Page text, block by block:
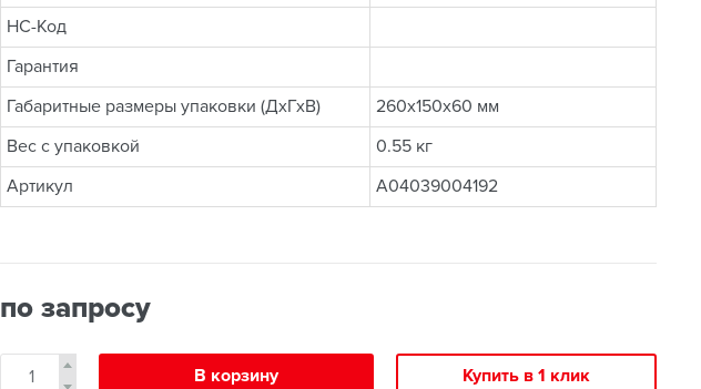
НС-Код
Гарантия
Габаритные размеры упаковки (ДхГхВ)
260x150x60 мм
Вес с упаковкой
0.55 кг
Артикул
A04039004192
по запросу
В корзину Купить в 1 клик